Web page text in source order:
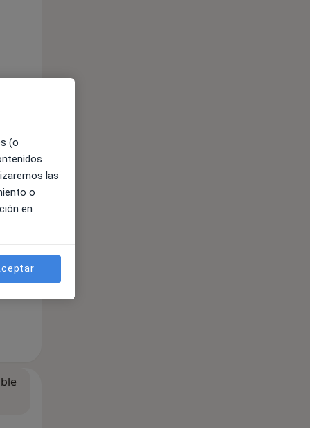
(o
las
o
en